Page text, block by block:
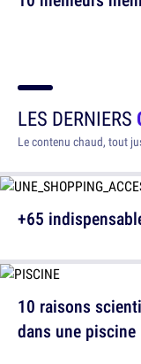
LES DERNIERS
Le contenu chaud, tout
+65
10 raisons
dans une piscine